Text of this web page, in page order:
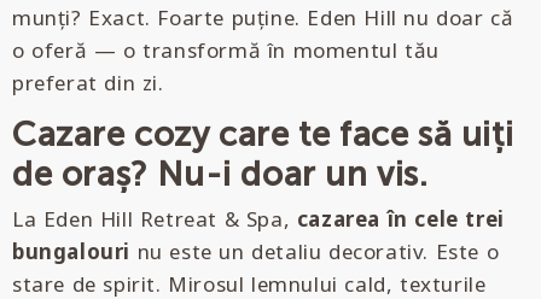
munți? Exact. Foarte puține. Eden Hill nu doar că
o oferă — o transformă în momentul tău
preferat din zi.
Cazare cozy care te face să uiți
de oraș? Nu-i doar un vis.
La Eden Hill Retreat & Spa, cazarea în cele trei
bungalouri nu este un detaliu decorativ. Este o
stare de spirit. Mirosul lemnului cald, texturile